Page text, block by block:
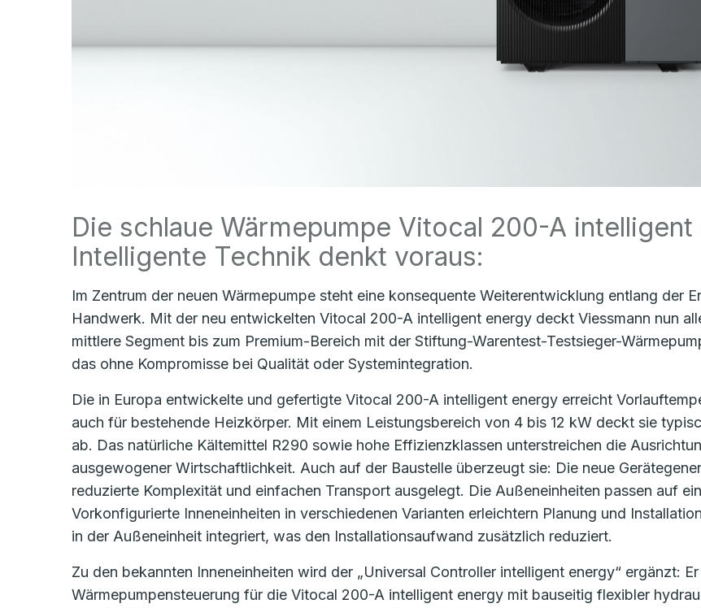
Die schlaue Wärmepumpe Vitocal 200-A intelligent
Intelligente Technik denkt voraus:
Im Zentrum der neuen Wärmepumpe steht eine konsequente Weiterentwicklung entlang der
Handwerk. Mit der neu entwickelten Vitocal 200-A intelligent energy deckt Viessmann nun
mittlere Segment bis zum Premium-Bereich mit der Stiftung-Warentest-Testsieger-
das ohne Kompromisse bei Qualität oder Systemintegration.
Die in Europa entwickelte und gefertigte Vitocal 200-A intelligent energy erreicht
auch für bestehende Heizkörper. Mit einem Leistungsbereich von 4 bis 12 kW deckt sie
ab. Das natürliche Kältemittel R290 sowie hohe Effizienzklassen unterstreichen die
ausgewogener Wirtschaftlichkeit. Auch auf der Baustelle überzeugt sie: Die neue
reduzierte Komplexität und einfachen Transport ausgelegt. Die Außeneinheiten passen auf
Vorkonfigurierte Inneneinheiten in verschiedenen Varianten erleichtern Planung und
in der Außeneinheit integriert, was den Installationsaufwand zusätzlich reduziert.
Zu den bekannten Inneneinheiten wird der „Universal Controller intelligent energy“ ergänzt:
Wärmepumpensteuerung für die Vitocal 200-A intelligent energy mit bauseitig flexibler